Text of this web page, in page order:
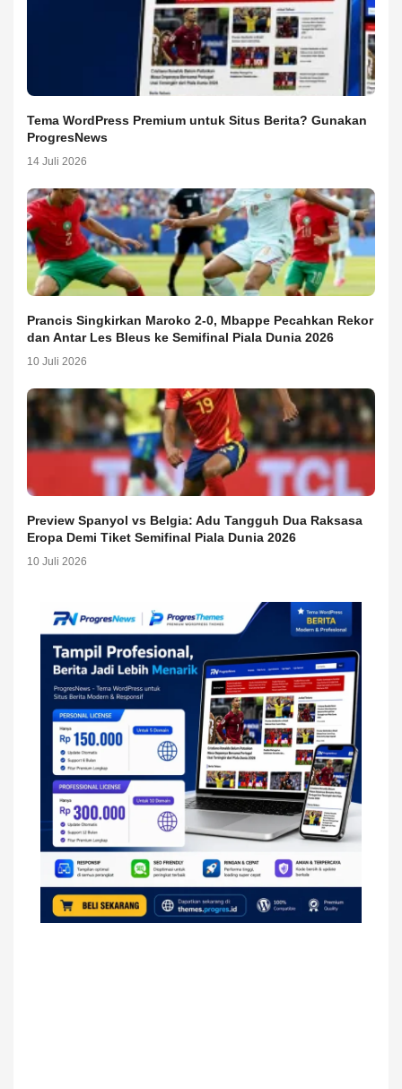
Tema WordPress Premium untuk Situs Berita? Gunakan
ProgresNews
14 Juli 2026
Prancis Singkirkan Maroko 2-0, Mbappe Pecahkan Rekor
dan Antar Les Bleus ke Semifinal Piala Dunia 2026
10 Juli 2026
Preview Spanyol vs Belgia: Adu Tangguh Dua Raksasa
Eropa Demi Tiket Semifinal Piala Dunia 2026
10 Juli 2026